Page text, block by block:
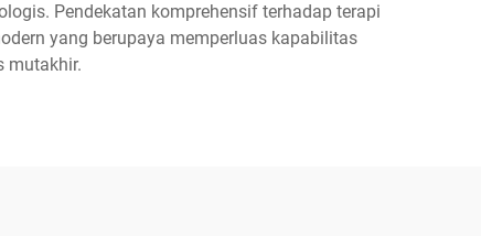
Pendekatan komprehensif terhadap terapi
yang berupaya memperluas kapabilitas
mutakhir.